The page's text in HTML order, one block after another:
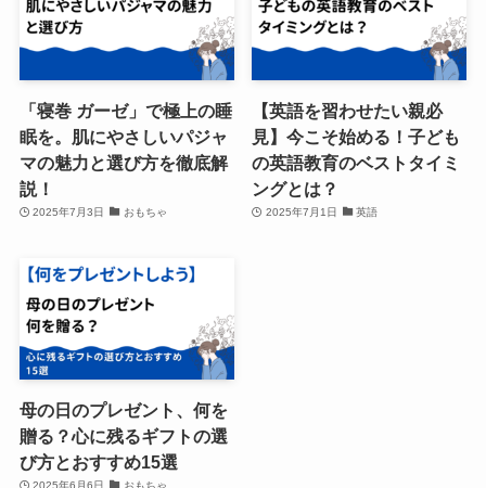
「寝巻 ガーゼ」で極上の睡
眠を。肌にやさしいパジャ
マの魅力と選び方を徹底解
説！
2025年7月3日 おもちゃ
【英語を習わせたい親必
見】今こそ始める！子ども
の英語教育のベストタイミ
ングとは？
2025年7月1日 英語
母の日のプレゼント、何を
贈る？心に残るギフトの選
び方とおすすめ15選
2025年6月6日 おもちゃ